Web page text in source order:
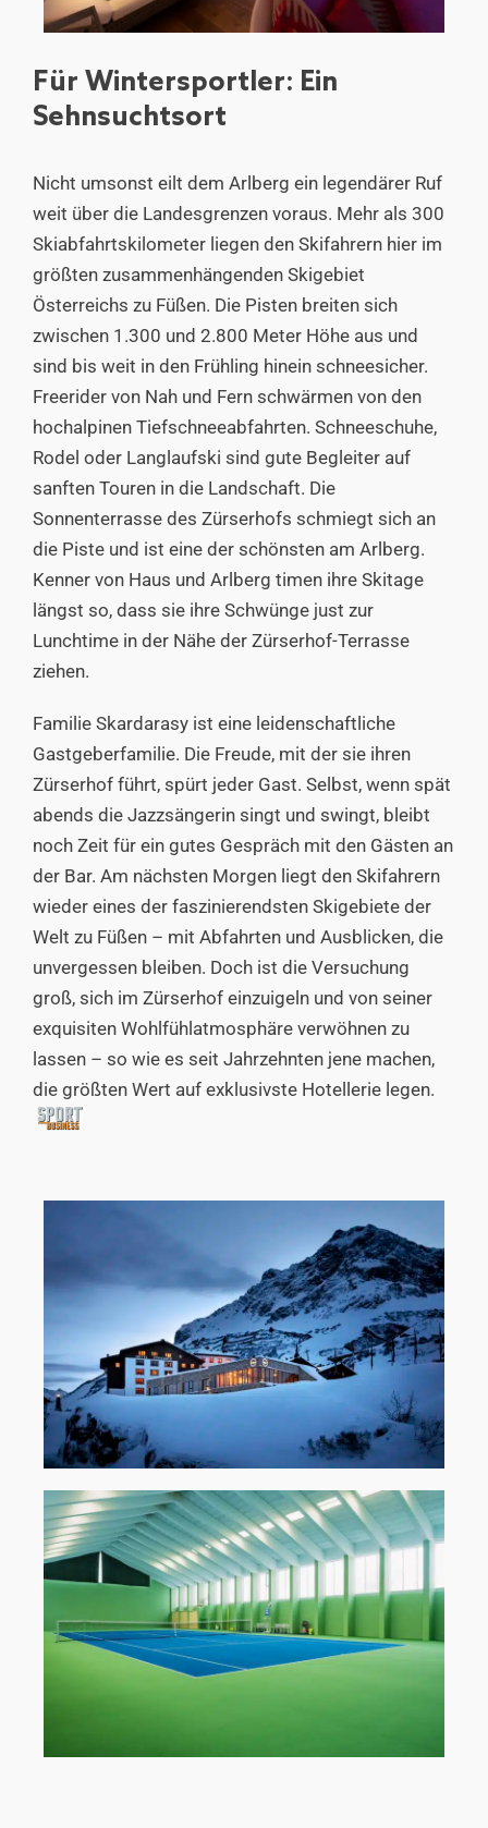
Für Wintersportler: Ein
Sehnsuchtsort
Nicht umsonst eilt dem Arlberg ein legendärer Ruf
weit über die Landesgrenzen voraus. Mehr als 300
Skiabfahrtskilometer liegen den Skifahrern hier im
größten zusammenhängenden Skigebiet
Österreichs zu Füßen. Die Pisten breiten sich
zwischen 1.300 und 2.800 Meter Höhe aus und
sind bis weit in den Frühling hinein schneesicher.
Freerider von Nah und Fern schwärmen von den
hochalpinen Tiefschneeabfahrten. Schneeschuhe,
Rodel oder Langlaufski sind gute Begleiter auf
sanften Touren in die Landschaft. Die
Sonnenterrasse des Zürserhofs schmiegt sich an
die Piste und ist eine der schönsten am Arlberg.
Kenner von Haus und Arlberg timen ihre Skitage
längst so, dass sie ihre Schwünge just zur
Lunchtime in der Nähe der Zürserhof-Terrasse
ziehen.
Familie Skardarasy ist eine leidenschaftliche
Gastgeberfamilie. Die Freude, mit der sie ihren
Zürserhof führt, spürt jeder Gast. Selbst, wenn spät
abends die Jazzsängerin singt und swingt, bleibt
noch Zeit für ein gutes Gespräch mit den Gästen an
der Bar. Am nächsten Morgen liegt den Skifahrern
wieder eines der faszinierendsten Skigebiete der
Welt zu Füßen – mit Abfahrten und Ausblicken, die
unvergessen bleiben. Doch ist die Versuchung
groß, sich im Zürserhof einzuigeln und von seiner
exquisiten Wohlfühlatmosphäre verwöhnen zu
lassen – so wie es seit Jahrzehnten jene machen,
die größten Wert auf exklusivste Hotellerie legen.